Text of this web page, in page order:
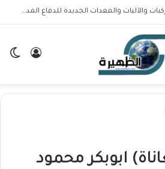
تسجيل
ابوبكر محمود